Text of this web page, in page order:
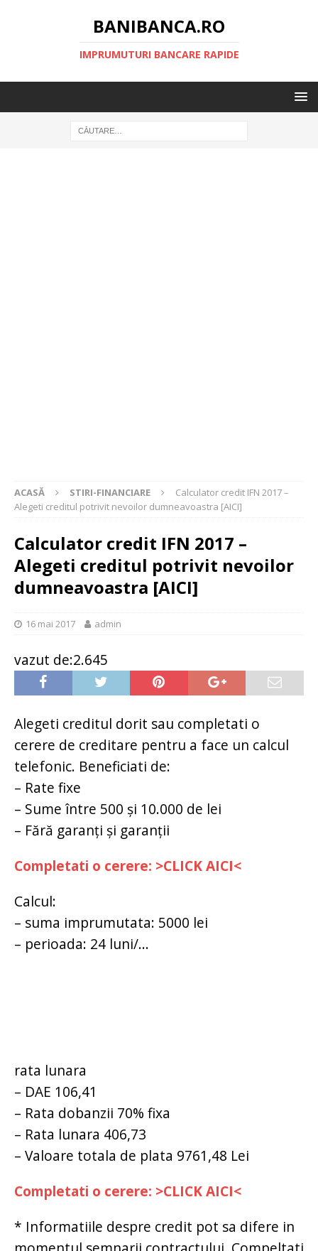
BANIBANCA.RO
IMPRUMUTURI BANCARE RAPIDE
ACASĂ STIRI-FINANCIARE
Calculator credit IFN 2017 –
Alegeti creditul potrivit nevoilor dumneavoastra [AICI]
Calculator credit IFN 2017 –
Alegeti creditul potrivit nevoilor
dumneavoastra [AICI]
16 mai 2017 admin
vazut de:2.645
Alegeti creditul dorit sau completati o
cerere de creditare pentru a face un calcul
telefonic. Beneficiati de:
– Rate fixe
– Sume între 500 și 10.000 de lei
– Fără garanți și garanții
Completati o cerere: >CLICK AICI<
Calcul:
– suma imprumutata: 5000 lei
– perioada: 24 luni/...
rata lunara
– DAE 106,41
– Rata dobanzii 70% fixa
– Rata lunara 406,73
– Valoare totala de plata 9761,48 Lei
Completati o cerere: >CLICK AICI<
* Informatiile despre credit pot sa difere in